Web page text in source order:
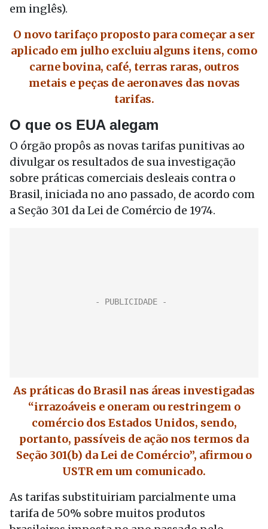
em inglês).
O novo tarifaço proposto para começar a ser
aplicado em julho excluiu alguns itens, como
carne bovina, café, terras raras, outros
metais e peças de aeronaves das novas
tarifas.
O que os EUA alegam
O órgão propôs as novas tarifas punitivas ao
divulgar os resultados de sua investigação
sobre práticas comerciais desleais contra o
Brasil, iniciada no ano passado, de acordo com
a Seção 301 da Lei de Comércio de 1974.
As práticas do Brasil nas áreas investigadas
“irrazoáveis e oneram ou restringem o
comércio dos Estados Unidos, sendo,
portanto, passíveis de ação nos termos da
Seção 301(b) da Lei de Comércio”, afirmou o
USTR em um comunicado.
As tarifas substituiriam parcialmente uma
tarifa de 50% sobre muitos produtos